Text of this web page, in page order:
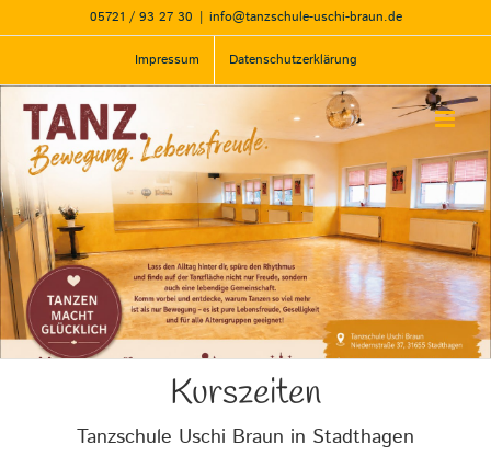
Inhalt
05721 / 93 27 30 | info@tanzschule-uschi-braun.de
Impressum Datenschutzerklärung
Kurszeiten
Tanzschule Uschi Braun in Stadthagen